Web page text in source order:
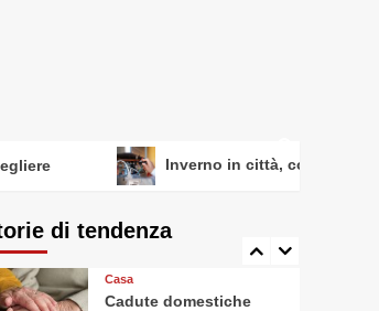
Inverno in città, come preparasi
di tendenza
Benessere
Che cosa sono le cure
sono necessarie
Casa
Cadute domestiche